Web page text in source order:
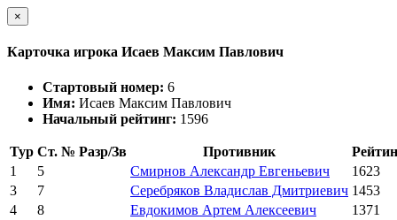
×
Карточка игрока Исаев Максим Павлович
Стартовый номер: 6
Имя: Исаев Максим Павлович
Начальный рейтинг: 1596
Тур Ст. № Разр/Зв Противник
1
5 Смирнов Александр Евгеньевич
1623
3
7 Серебряков Владислав Дмитриевич 1453
4
8 Евдокимов Артем Алексеевич
1371